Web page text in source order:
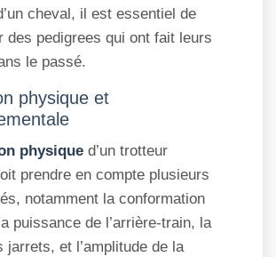
cheval, il est essentiel de
des pedigrees qui ont fait leurs
le passé.
physique et
physique d’un trotteur
prendre en compte plusieurs
notamment la conformation
puissance de l’arrière-train, la
jarrets, et l’amplitude de la